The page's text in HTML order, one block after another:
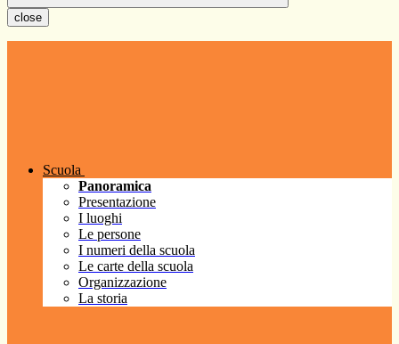
close
Scuola
Panoramica
Presentazione
I luoghi
Le persone
I numeri della scuola
Le carte della scuola
Organizzazione
La storia